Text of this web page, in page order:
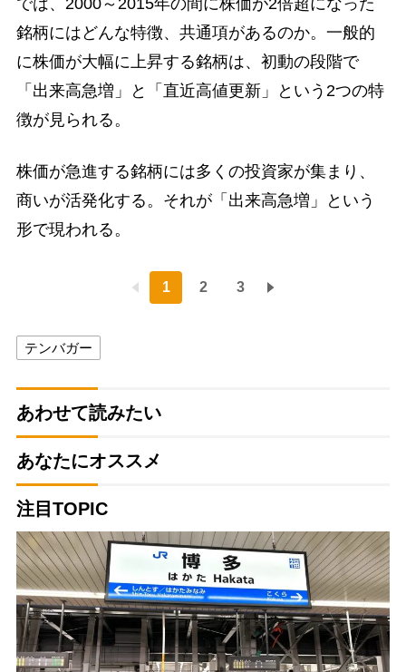
では、2000～2015年の間に株価が2倍超になった
銘柄にはどんな特徴、共通項があるのか。一般的
に株価が大幅に上昇する銘柄は、初動の段階で
「出来高急増」と「直近高値更新」という2つの特
徴が見られる。
株価が急進する銘柄には多くの投資家が集まり、
商いが活発化する。それが「出来高急増」という
形で現われる。
1 2 3
テンバガー
あわせて読みたい
あなたにオススメ
注目TOPIC